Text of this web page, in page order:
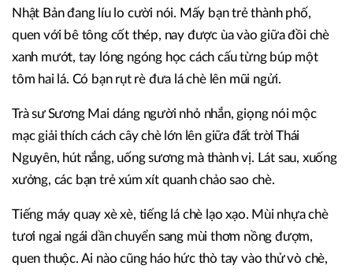
Nhật Bản đang líu lo cười nói. Mấy bạn trẻ thành phố,
quen với bê tông cốt thép, nay được ùa vào giữa đồi chè
xanh mướt, tay lóng ngóng học cách cấu từng búp một
tôm hai lá. Có bạn rụt rè đưa lá chè lên mũi ngửi.
Trà sư Sương Mai dáng người nhỏ nhắn, giọng nói mộc
mạc giải thích cách cây chè lớn lên giữa đất trời Thái
Nguyên, hút nắng, uống sương mà thành vị. Lát sau, xuống
xưởng, các bạn trẻ xúm xít quanh chảo sao chè.
Tiếng máy quay xè xè, tiếng lá chè lạo xạo. Mùi nhựa chè
tươi ngai ngái dần chuyển sang mùi thơm nồng đượm,
quen thuộc. Ai nào cũng háo hức thò tay vào thử vò chè,